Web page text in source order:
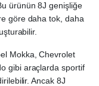
ürünün 8J genişliğe
göre daha tok, daha
Mokka, Chevrolet
gibi araçlarda sportif
Ancak 8J